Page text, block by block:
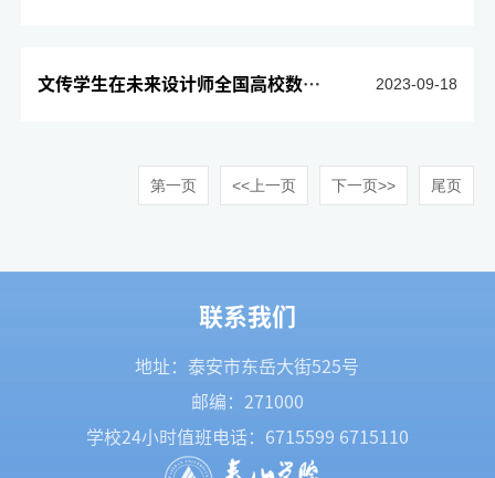
文传学生在未来设计师全国高校数字艺术设计大赛中获优异成绩 2023-09-18
第一页 <<上一页 下一页>> 尾页
联系我们
地址：泰安市东岳大街525号
邮编：271000
学校24小时值班电话： 6715599 6715110